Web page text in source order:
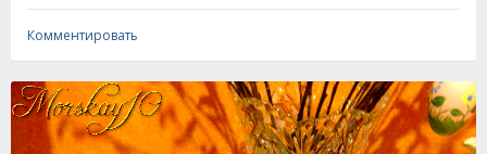
Комментировать